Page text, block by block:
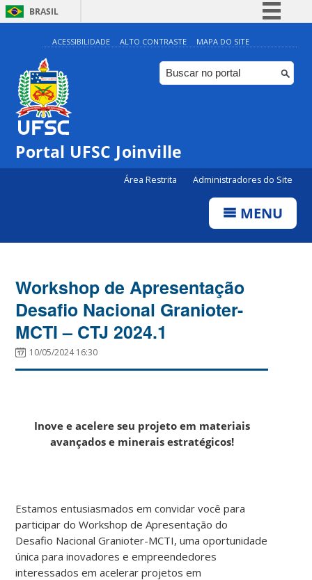
BRASIL
Simplifique!
Comunica BR
Participe
ACESSIBILIDADE ALTO CONTRASTE MAPA DO SITE
Portal UFSC Joinville
Área Restrita Administradores do Site
MENU
Workshop de Apresentação
Desafio Nacional Granioter-
MCTI – CTJ 2024.1
10/05/2024 16:30
Inove e acelere seu projeto em materiais
avançados e minerais estratégicos!
Estamos entusiasmados em convidar você para
participar do Workshop deApresentação do
Desafio Nacional Granioter-MCTI, uma oportunidade
única parainovadores e empreendedores
interessados em acelerar projetos em